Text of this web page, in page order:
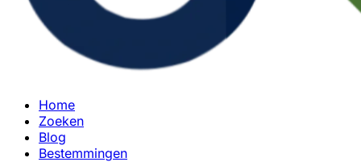
Home
Zoeken
Blog
Bestemmingen